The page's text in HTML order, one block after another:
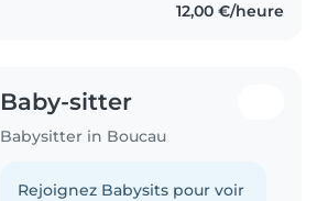
12,00 €/heure
Baby-sitter
Babysitter in Boucau
Rejoignez Babysits pour voir